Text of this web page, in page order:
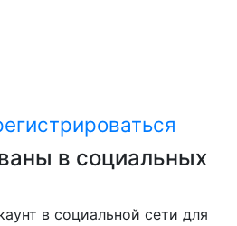
в социальных
в социальной сети для